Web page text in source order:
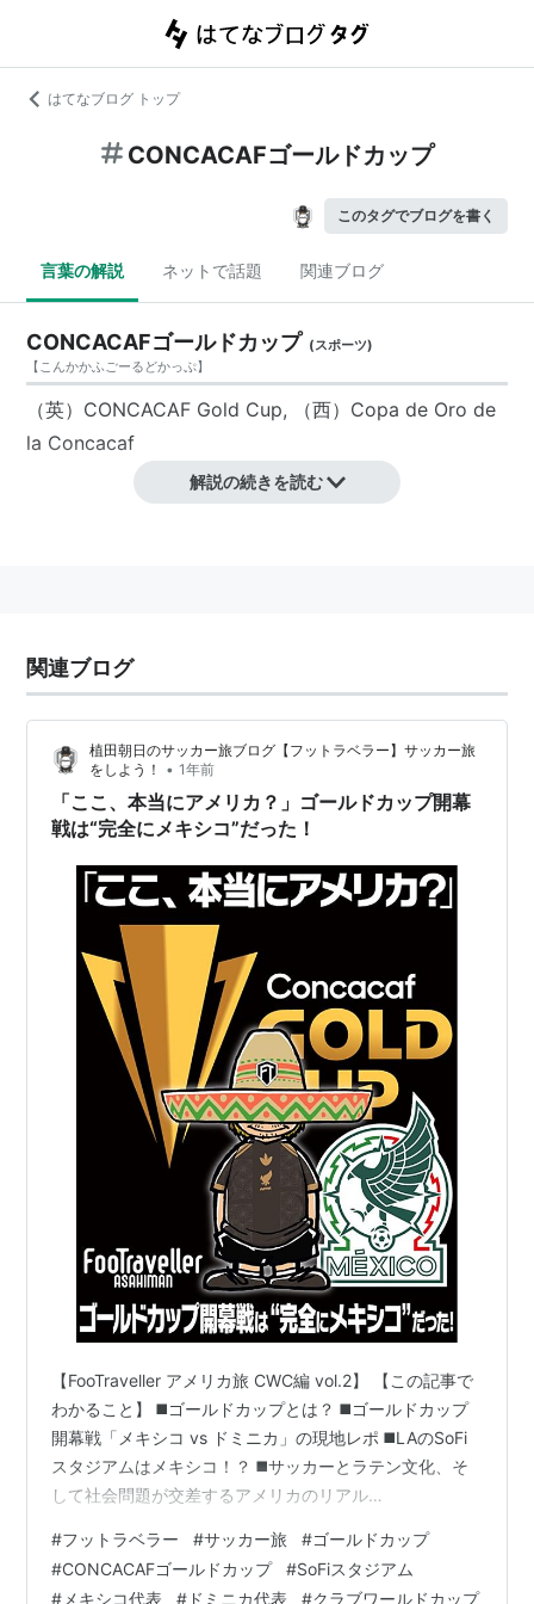
はてなブログ トップ
CONCACAFゴールドカップ
このタグでブログを書く
言葉の解説 ネットで話題 関連ブログ
CONCACAFゴールドカップ (スポーツ)
【こんかかふごーるどかっぷ】
（英）CONCACAF Gold Cup, （西）Copa de Oro de
la Concacaf
れる場合もある。アメリカ合衆国で開催されるが、メキ
シコと共催の場合もある。
1941年から1961年にかけて、中米・カリブ海諸国によ
るCCCF選手権として開催。1963年、北中米・カリブ海
諸国に広がりCONCACAF選手権と変わる。1991年、
CONCACAFゴールドカップとして生まれ変わり現在に
歴代大会結果
CONCACAF選手権
開催国 優勝国 準優勝国
エルサルバドル コスタリカ エスサルバドル
メキシコ グアテマラ
ホンジュラス グアテマラ メキシコ
コスタリカ コスタリカ グアテマラ
1971
年
トリニダード・トバ
ゴ
メキシコ ハイチ
トリニダード・トバ
ゴ
年
解説の続きを読む
関連ブログ
植田朝日のサッカー旅ブログ【フットラベラー】サッカー旅
をしよう！
• 1年前
「ここ、本当にアメリカ？」ゴールドカップ開幕
戦は“完全にメキシコ”だった！
【FooTraveller アメリカ旅 CWC編 vol.2】 【この記事で
わかること】 ◼️ゴールドカップとは？ ◼️ゴールドカップ
開幕戦「メキシコ vs ドミニカ」の現地レポ ◼️LAのSoFi
スタジアムはメキシコ！？ ◼️サッカーとラテン文化、そ
して社会問題が交差するアメリカのリアル
スはメキシコ！？” ◆ゴールドカップとは？ ◆客席はほ
ぼメキシカン！ ◆5万人越えでも少ないメキシカン
#フットラベラー #サッカー旅 #ゴールドカップ
#CONCACAFゴールドカップ #SoFiスタジアム
# メキシコ代表 # ドミニカ代表 #クラブワールドカップ